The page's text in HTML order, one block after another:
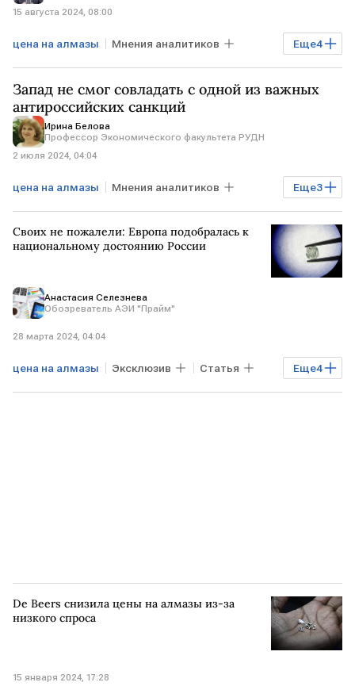
15 августа 2024, 08:00
Еще4
цена на алмазы Мнения аналитиков
Хаджимурад Белхароев
российские алмазы
торговля алмазами
экспорт российских алмазов
Запад не смог совладать с одной из важных
антироссийских санкций
Ирина Белова
Профессор Экономического факультета РУДН
2 июля 2024, 04:04
Еще3
цена на алмазы Мнения аналитиков
санкции против РФ российские алмазы
алмазы
Своих не пожалели: Европа подобралась к
национальному достоянию России
Анастасия Селезнева
Обозреватель АЭИ "Прайм"
28 марта 2024, 04:04
Еще4
цена на алмазы Эксклюзив Статья
алмазы российские алмазы
De Beers снизила цены на алмазы из-за
низкого спроса
15 января 2024, 17:28